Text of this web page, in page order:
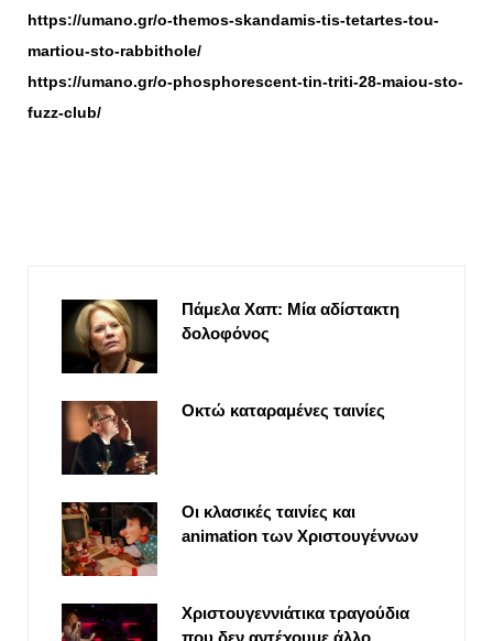
https://umano.gr/o-themos-skandamis-tis-tetartes-tou-
martiou-sto-rabbithole/
https://umano.gr/o-phosphorescent-tin-triti-28-maiou-sto-
fuzz-club/
Πάμελα Χαπ: Μία αδίστακτη
δολοφόνος
Οκτώ καταραμένες ταινίες
Οι κλασικές ταινίες και
animation των Χριστουγέννων
Χριστουγεννιάτικα τραγούδια
που δεν αντέχουμε άλλο